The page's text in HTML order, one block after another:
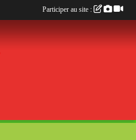
Participer au site :